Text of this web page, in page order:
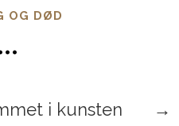
OG DØD
i kunsten →